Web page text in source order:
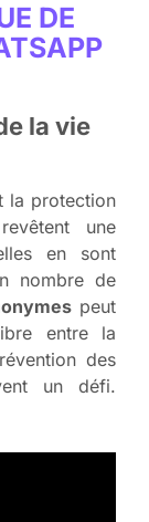
DE
la vie
la protection
une
en sont
nombre de
peut
entre la
des
un défi.